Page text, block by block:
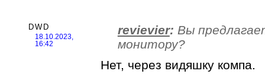
DWD
18.10.2023,
16:42
revievier: Вы
монитору?
Нет, через видяшку компа.